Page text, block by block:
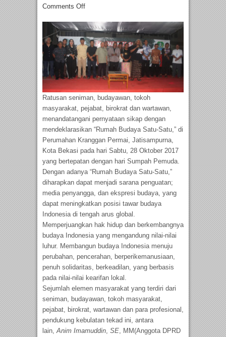
Comments Off
Ratusan seniman, budayawan, tokoh
masyarakat, pejabat, birokrat dan wartawan,
menandatangani pernyataan sikap dengan
mendeklarasikan “Rumah Budaya Satu-Satu,” di
Perumahan Kranggan Permai, Jatisampurna,
Kota Bekasi pada hari Sabtu, 28 Oktober 2017
yang bertepatan dengan hari Sumpah Pemuda.
Dengan adanya “Rumah Budaya Satu-Satu,”
diharapkan dapat menjadi sarana penguatan;
media penyangga, dan ekspresi budaya, yang
dapat meningkatkan posisi tawar budaya
Indonesia di tengah arus global.
Memperjuangkan hak hidup dan berkembangnya
budaya Indonesia yang mengandung nilai-nilai
luhur. Membangun budaya Indonesia menuju
perubahan, pencerahan, berperikemanusiaan,
penuh solidaritas, berkeadilan, yang berbasis
pada nilai-nilai kearifan lokal.
Sejumlah elemen masyarakat yang terdiri dari
seniman, budayawan, tokoh masyarakat,
pejabat, birokrat, wartawan dan para profesional,
pendukung kebulatan tekad ini, antara
lain,Anim Imamuddin, SE, MM(Anggota DPRD